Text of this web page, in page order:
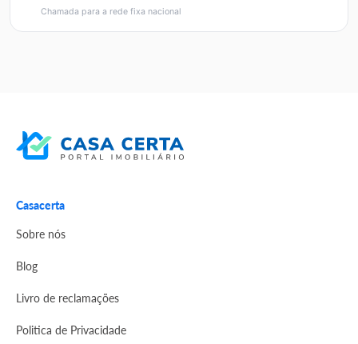
Chamada para a rede fixa nacional
Casacerta
Sobre nós
Blog
Livro de reclamações
Politica de Privacidade